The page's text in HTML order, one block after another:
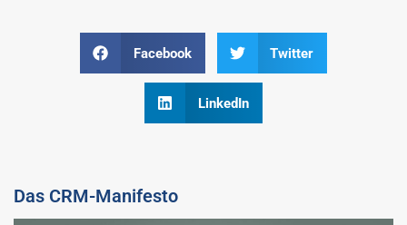
Facebook Twitter
LinkedIn
Das CRM-Manifesto